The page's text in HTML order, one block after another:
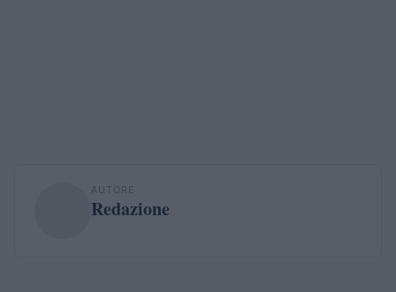
AUTORE
Redazione